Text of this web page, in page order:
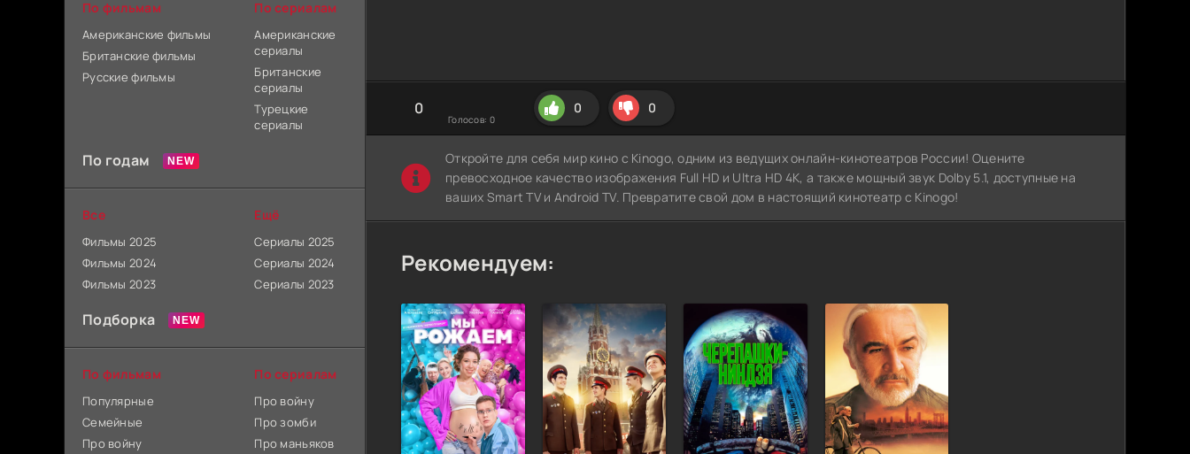
0
Голосов: 0
0 0
Откройте для себя мир кино с Kinogo, одним из ведущих онлайн-кинотеатров России! Оцените
превосходное качество изображения Full HD и Ultra HD 4K, а также мощный звук Dolby 5.1, доступные на
ваших Smart TV и Android TV. Превратите свой дом в настоящий кинотеатр с Kinogo!
Рекомендуем:
По фильмам
Американские фильмы
Британские фильмы
Русские фильмы
По сериалам
Американские
сериалы
Британские
сериалы
Турецкие
сериалы
По годам
Все
Фильмы 2025
Фильмы 2024
Фильмы 2023
Ещё
Сериалы 2025
Сериалы 2024
Сериалы 2023
Подборка
По фильмам
Популярные
Семейные
Про войну
По сериалам
Про войну
Про зомби
Про маньяков